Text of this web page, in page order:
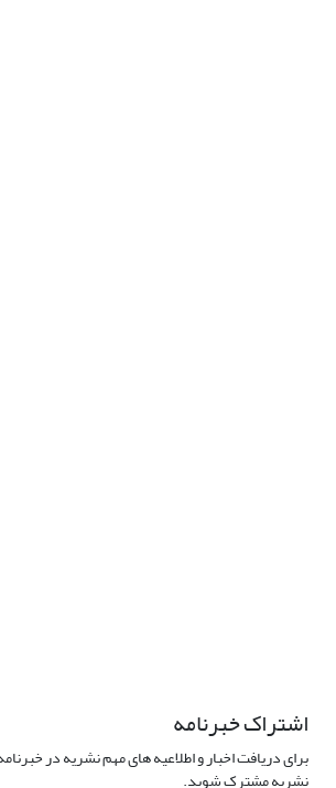
اشتراک خبرنامه
برای دریافت اخبار و اطلاعیه های مهم نشریه در
نشریه مشترک شوید.